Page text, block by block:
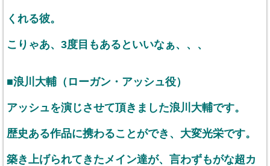
くれる彼。
こりゃあ、3度目もあるといいなぁ、、、
■浪川大輔（ローガン・アッシュ役）
アッシュを演じさせて頂きました浪川大輔です。
歴史ある作品に携わることができ、大変光栄です。
築き上げられてきたメイン達が、言わずもがな超カ